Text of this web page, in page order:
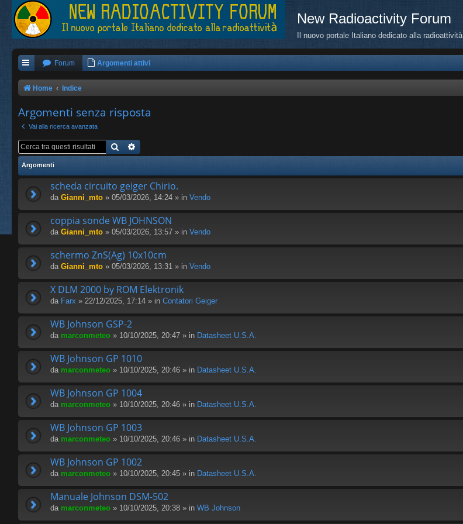
New Radioactivity Forum
Il nuovo portale Italiano dedicato alla radioattività
Forum Argomenti attivi
Home Indice
Argomenti senza risposta
Vai alla ricerca avanzata
Cerca
Argomenti
scheda circuito geiger Chirio.
da Gianni_mto » 05/03/2026, 14:24 » in Vendo
coppia sonde WB JOHNSON
da Gianni_mto » 05/03/2026, 13:57 » in Vendo
schermo ZnS(Ag) 10x10cm
da Gianni_mto » 05/03/2026, 13:31 » in Vendo
X DLM 2000 by ROM Elektronik
da Farx » 22/12/2025, 17:14 » in Contatori Geiger
WB Johnson GSP-2
da marconmeteo » 10/10/2025, 20:47 » in Datasheet U.S.A.
WB Johnson GP 1010
da marconmeteo » 10/10/2025, 20:46 » in Datasheet U.S.A.
WB Johnson GP 1004
da marconmeteo » 10/10/2025, 20:46 » in Datasheet U.S.A.
WB Johnson GP 1003
da marconmeteo » 10/10/2025, 20:46 » in Datasheet U.S.A.
WB Johnson GP 1002
da marconmeteo » 10/10/2025, 20:45 » in Datasheet U.S.A.
Manuale Johnson DSM-502
da marconmeteo » 10/10/2025, 20:38 » in WB Johnson